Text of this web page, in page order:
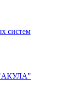
систем
"АКУЛА"